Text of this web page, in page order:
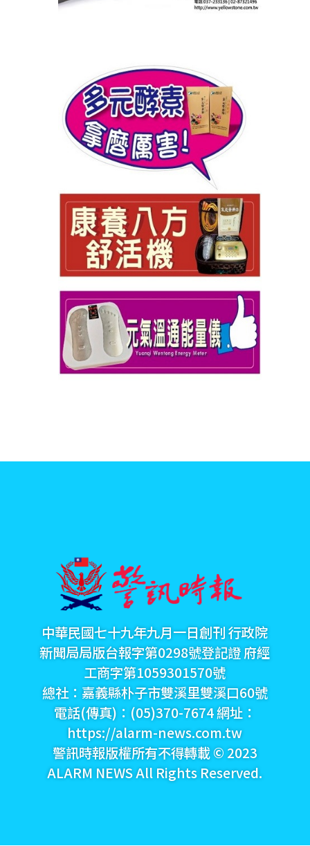
中華民國七十九年九月一日創刊 行政院
新聞局局版台報字第0298號登記證 府經
工商字第1059301570號
總社：嘉義縣朴子市雙溪里雙溪口60號
電話(傳真)：(05)370-7674 網址：
https://alarm-news.com.tw
警訊時報版權所有不得轉載 © 2023
ALARM NEWS All Rights Reserved.